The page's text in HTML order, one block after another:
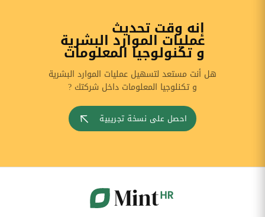
إنه وقت تحديث
عمليات الموارد البشرية
و تكنولوجيا المعلومات
هل أنت مستعد لتسهيل عمليات الموارد البشرية
و تكنلوجيا المعلومات داخل شركتك ?
احصل على نسخة تجريبية